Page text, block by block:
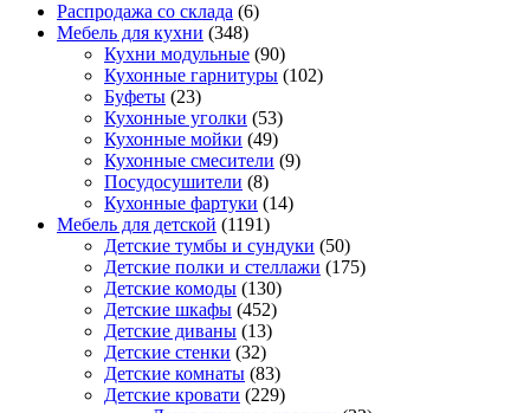
Распродажа со склада (6)
Мебель для кухни (348)
Кухни модульные (90)
Кухонные гарнитуры (102)
Буфеты (23)
Кухонные уголки (53)
Кухонные мойки (49)
Кухонные смесители (9)
Посудосушители (8)
Кухонные фартуки (14)
Мебель для детской (1191)
Детские тумбы и сундуки (50)
Детские полки и стеллажи (175)
Детские комоды (130)
Детские шкафы (452)
Детские диваны (13)
Детские стенки (32)
Детские комнаты (83)
Детские кровати (229)